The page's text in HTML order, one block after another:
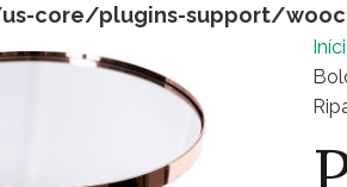
core/plugins-support/